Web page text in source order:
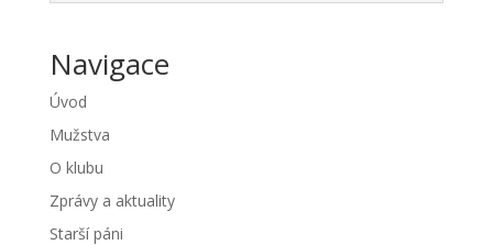
Navigace
Úvod
Mužstva
O klubu
Zprávy a aktuality
Starší páni